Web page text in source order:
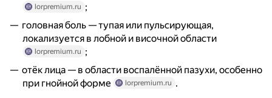
lorpremium.ru ;
головная боль — тупая или пульсирующая,
локализуется в лобной и височной области
lorpremium.ru ;
отёк лица — в области воспалённой пазухи, особенно
при гнойной форме
lorpremium.ru .